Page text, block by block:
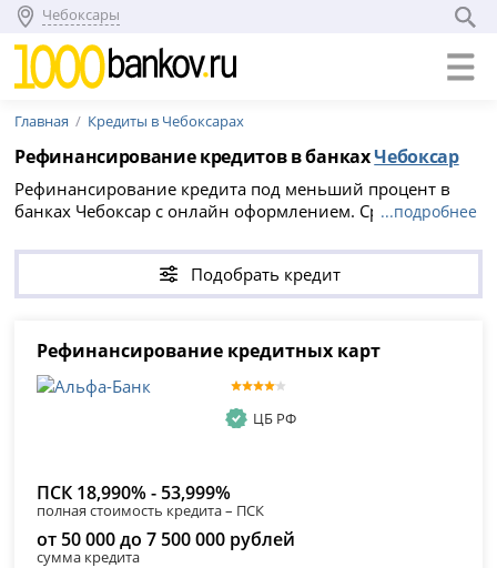
Чебоксары
Главная Кредиты в Чебоксарах
Рефинансирование кредитов в банкахЧебоксар
Рефинансирование кредита под меньший процент в
банках Чебоксар с онлайн оформлением. Сравните 3
на сумму до 30 000 000 рублей и оформите заявку на
рефинансирование кредита других банков под более
низкий процент.
...подробнее
Подобрать кредит
Рефинансирование кредитных карт
ЦБ РФ
ПСК 18,990% - 53,999%
полная стоимость кредита – ПСК
от 50 000 до 7 500 000 рублей
сумма кредита